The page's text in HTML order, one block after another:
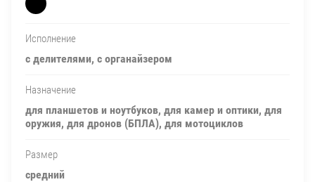
Исполнение
с делителями, с органайзером
Назначение
для планшетов и ноутбуков, для камер и оптики, для
оружия, для дронов (БПЛА), для мотоциклов
Размер
средний